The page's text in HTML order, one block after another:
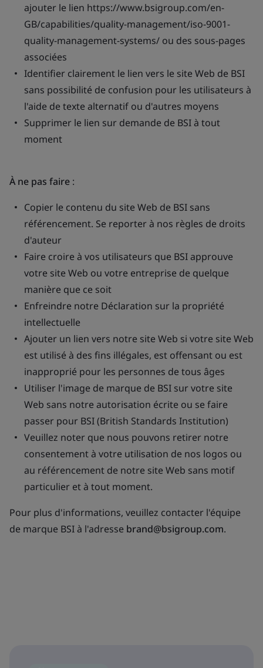
ajouter le lien https://www.bsigroup.com/en-
GB/capabilities/quality-management/iso-9001-
quality-management-systems/ ou des sous-pages
associées
Identifier clairement le lien vers le site Web de BSI
sans possibilité de confusion pour les utilisateurs à
l'aide de texte alternatif ou d'autres moyens
Supprimer le lien sur demande de BSI à tout
moment
À ne pas faire :
Copier le contenu du site Web de BSI sans
référencement. Se reporter à nos règles de droits
d'auteur
Faire croire à vos utilisateurs que BSI approuve
votre site Web ou votre entreprise de quelque
manière que ce soit
Enfreindre notre Déclaration sur la propriété
intellectuelle
Ajouter un lien vers notre site Web si votre site Web
est utilisé à des fins illégales, est offensant ou est
inapproprié pour les personnes de tous âges
Utiliser l'image de marque de BSI sur votre site
Web sans notre autorisation écrite ou se faire
passer pour BSI (British Standards Institution)
Veuillez noter que nous pouvons retirer notre
consentement à votre utilisation de nos logos ou
au référencement de notre site Web sans motif
particulier et à tout moment.
Pour plus d'informations, veuillez contacter l'équipe
de marque BSI à l'adresse brand@bsigroup.com.